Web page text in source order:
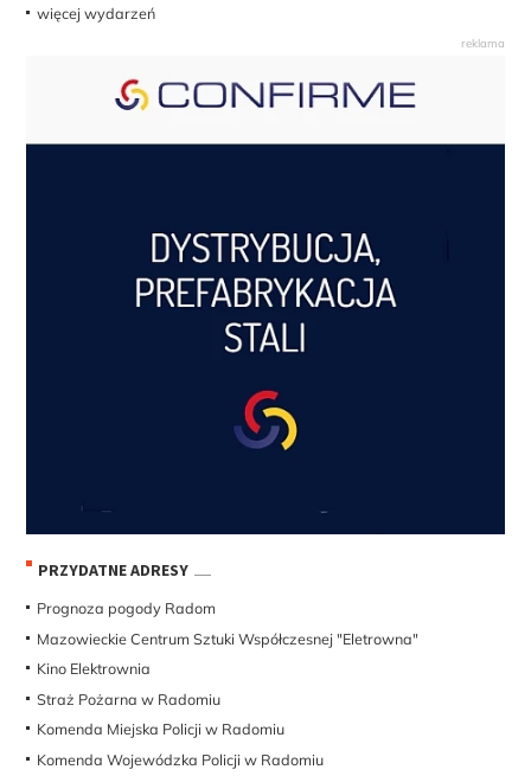
więcej wydarzeń
PRZYDATNE ADRESY
Prognoza pogody Radom
Mazowieckie Centrum Sztuki Współczesnej "Eletrowna"
Kino Elektrownia
Straż Pożarna w Radomiu
Komenda Miejska Policji w Radomiu
Komenda Wojewódzka Policji w Radomiu